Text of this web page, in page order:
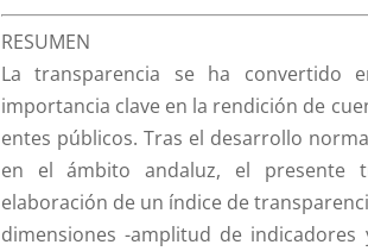
RESUMEN
La transparencia se ha convertido
importancia clave en la rendición de
entes públicos. Tras el desarrollo
en el ámbito andaluz, el presente
elaboración de un índice de
dimensiones -amplitud de